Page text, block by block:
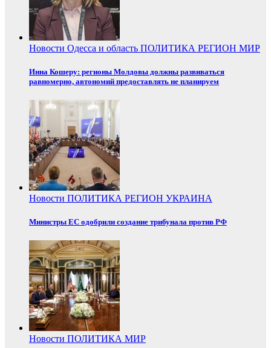
Новости Одесса и область ПОЛИТИКА РЕГИОН МИР
Инна Кошеру: регионы Молдовы должны развиваться
равномерно, автономий предоставлять не планируем
Новости ПОЛИТИКА РЕГИОН УКРАИНА
Министры ЕС одобрили создание трибунала против РФ
Новости ПОЛИТИКА МИР